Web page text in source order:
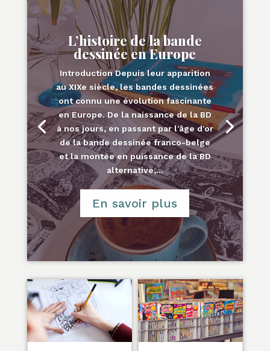
L’histoire de la bande
dessinée en Europe
Introduction Depuis leur apparition
au XIXe siècle, les bandes dessinées
ont connu une évolution fascinante
en Europe. De la naissance de la BD
à nos jours, en passant par l'âge d'or
de la bande dessinée franco-belge
et la montée en puissance de la BD
alternative,...
En savoir plus